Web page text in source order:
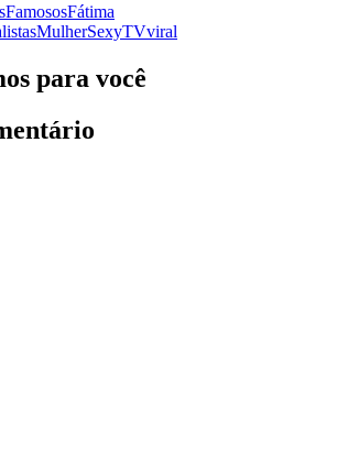
FamososFátima
MulherSexyTVviral
para você